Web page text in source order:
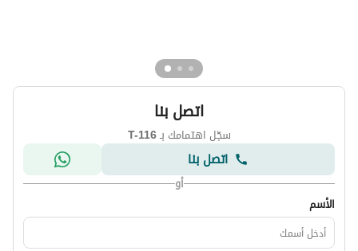
اتصل بنا
سجّل اهتمامك بـT-116
اتصل بنا
أو
الأسم